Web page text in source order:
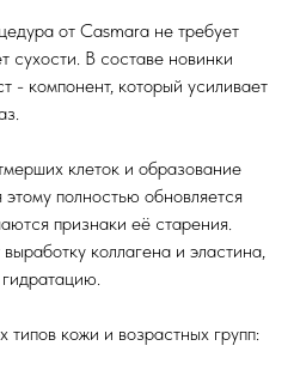
от Casmara не требует
сухости. В составе новинки
- компонент, который усиливает
клеток и образование
полностью обновляется
признаки её старения.
коллагена и эластина,
типов кожи и возрастных групп: